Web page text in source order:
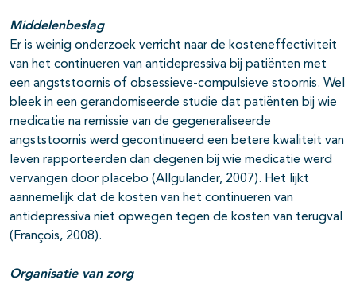
Middelenbeslag
Er is weinig onderzoek verricht naar de kosteneffectiviteit
van het continueren van antidepressiva bij patiënten met
een angststoornis of obsessieve-compulsieve stoornis. Wel
bleek in een gerandomiseerde studie dat patiënten bij wie
medicatie na remissie van de gegeneraliseerde
angststoornis werd gecontinueerd een betere kwaliteit van
leven rapporteerden dan degenen bij wie medicatie werd
vervangen door placebo (Allgulander, 2007). Het lijkt
aannemelijk dat de kosten van het continueren van
antidepressiva niet opwegen tegen de kosten van terugval
(François, 2008).
Organisatie van zorg